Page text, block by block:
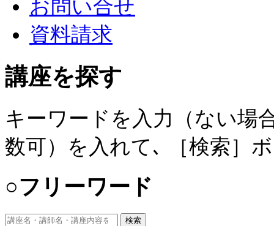
お問い合せ
資料請求
講座を探す
キーワードを入力（ない場
数可）を入れて､ ［検索］
○フリーワード
検索